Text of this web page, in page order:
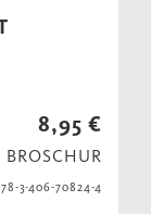
8,95 €
BROSCHUR
3-406-70824-4